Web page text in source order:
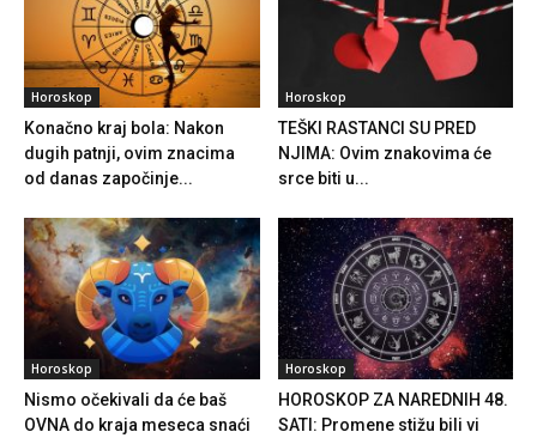
Horoskop
Konačno kraj bola: Nakon
dugih patnji, ovim znacima
od danas započinje...
Horoskop
TEŠKI RASTANCI SU PRED
NJIMA: Ovim znakovima će
srce biti u...
Horoskop
Nismo očekivali da će baš
OVNA do kraja meseca snaći
Horoskop
HOROSKOP ZA NAREDNIH 48.
SATI: Promene stižu bili vi